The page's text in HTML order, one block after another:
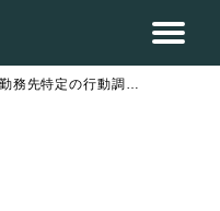
10/27 実施 勤務先特定の行動調査をお願いします。５日間（１日目）実施